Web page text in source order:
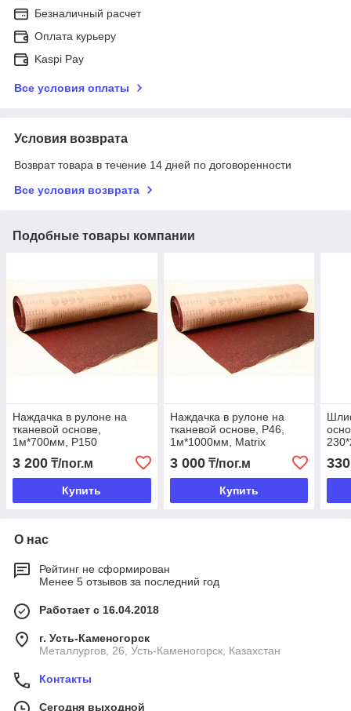
Безналичный расчет
Оплата курьеру
Kaspi Pay
Все условия оплаты
Условия возврата
Возврат товара в течение 14 дней по договоренности
Все условия возврата
Подобные товары компании
Наждачка в рулоне на
тканевой основе,
1м*700мм, Р150
3 200 ₸/пог.м
Купить
Наждачка в рулоне на
тканевой основе, P46,
1м*1000мм, Matrix
3 000₸/пог.м
Купить
330
О нас
Рейтинг не сформирован
Менее 5 отзывов за последний год
Работает с 16.04.2018
г. Усть-Каменогорск
Металлургов, 26, Усть-Каменогорск, Казахстан
Контакты
Сегодня выходной